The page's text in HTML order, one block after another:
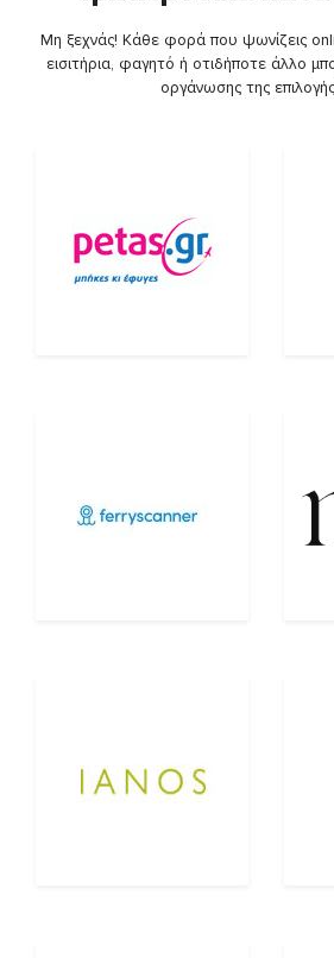
Μη ξεχνάς! Κάθε φορά που ψωνίζεις
εισιτήρια, φαγητό ή οτιδήποτε άλλο
οργάνωσης της